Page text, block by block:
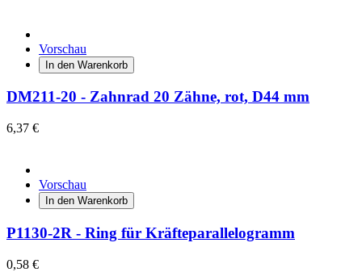
Vorschau
In den Warenkorb
DM211-20 - Zahnrad 20 Zähne, rot, D44 mm
6,37 €
Vorschau
In den Warenkorb
P1130-2R - Ring für Kräfteparallelogramm
0,58 €